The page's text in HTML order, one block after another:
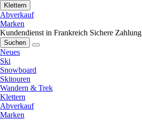
Klettern
Abverkauf
Marken
Kundendienst in Frankreich Sichere Zahlung
Suchen
Neues
Ski
Snowboard
Skitouren
Wandern & Trek
Klettern
Abverkauf
Marken